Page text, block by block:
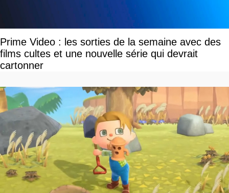
Prime Video : les sorties de la semaine avec des
films cultes et une nouvelle série qui devrait
cartonner